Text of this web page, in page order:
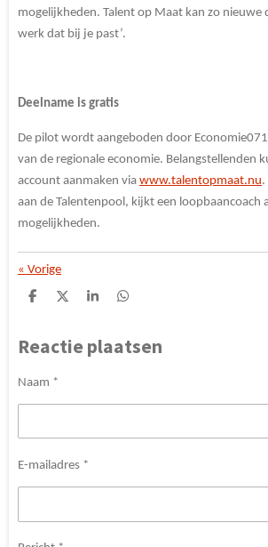
mogelijkheden. Talent op Maat kan zo nieuwe
werk dat bij je past’.
Deelname is gratis
De pilot wordt aangeboden door
van de regionale economie. Belangstellenden
account aanmaken via www.talentopmaat.nu.
aan de Talentenpool, kijkt een loopbaancoach
mogelijkheden.
« Vorige
D
e
n
D
l
S
r
e
D
e
n
Reactie plaatsen
Naam *
E-mailadres *